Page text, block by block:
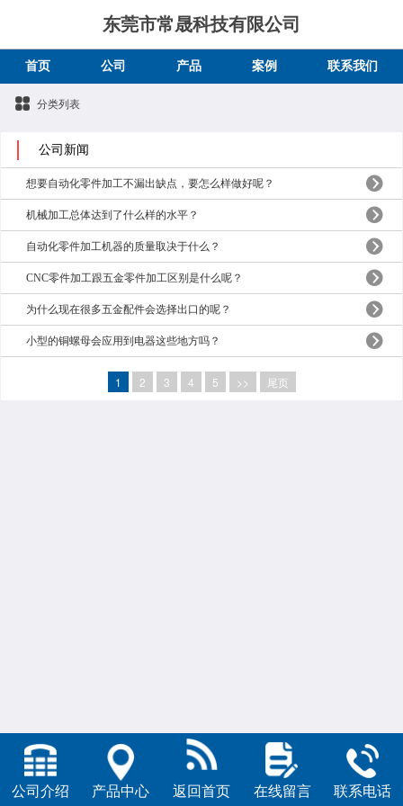
东莞市常晟科技有限公司
首页 公司 产品 案例 联系我们
分类列表
公司新闻
想要自动化零件加工不漏出缺点，要怎么样做好呢？
机械加工总体达到了什么样的水平？
自动化零件加工机器的质量取决于什么？
CNC零件加工跟五金零件加工区别是什么呢？
为什么现在很多五金配件会选择出口的呢？
小型的铜螺母会应用到电器这些地方吗？
1 2 3 4 5 >> 尾页
公司介绍 产品中心 返回首页 在线留言 联系电话